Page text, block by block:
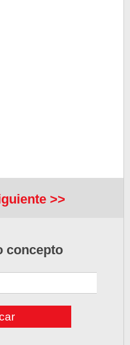
>>
concepto